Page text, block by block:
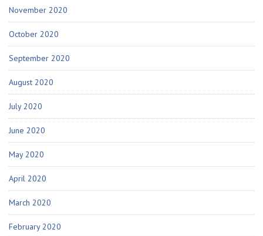
November 2020
October 2020
September 2020
August 2020
July 2020
June 2020
May 2020
April 2020
March 2020
February 2020